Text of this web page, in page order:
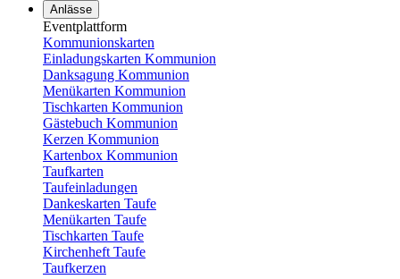
Anlässe
Eventplattform
Kommunionskarten
Einladungskarten Kommunion
Danksagung Kommunion
Menükarten Kommunion
Tischkarten Kommunion
Gästebuch Kommunion
Kerzen Kommunion
Kartenbox Kommunion
Taufkarten
Taufeinladungen
Dankeskarten Taufe
Menükarten Taufe
Tischkarten Taufe
Kirchenheft Taufe
Taufkerzen